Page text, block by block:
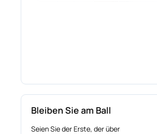
Bleiben Sie am Ball
Seien Sie der Erste, der über